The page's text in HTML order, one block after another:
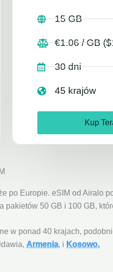
15 GB
€1.06 / GB
30 dni
45 krajów
Kup
po Europie. eSIM od Airalo
pakietów 50 GB i 100 GB,
w ponad 40 krajach,
Armenia, i Kosowo.